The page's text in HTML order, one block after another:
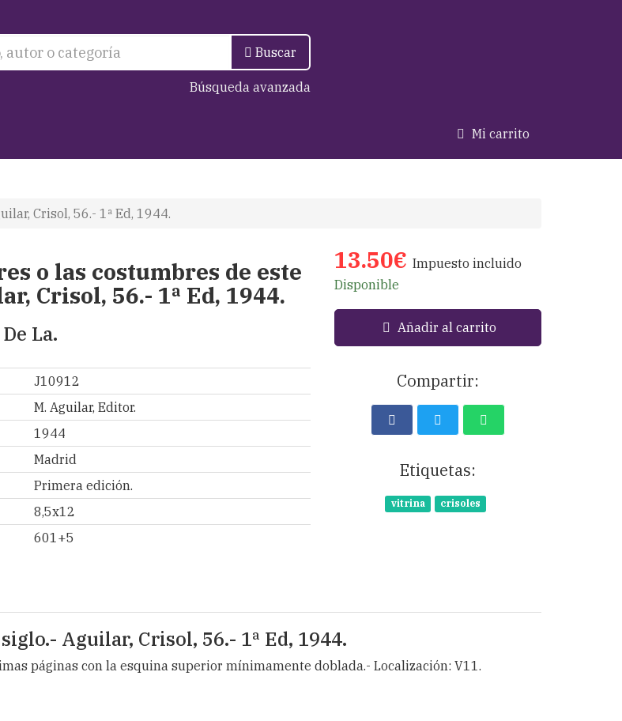
Buscar
Búsqueda avanzada
Mi carrito
Crisol, 56.- 1ª Ed, 1944.
o las costumbres de este
Crisol, 56.- 1ª Ed, 1944.
La.
J10912
M. Aguilar, Editor.
1944
Madrid
Primera edición.
8,5x12
601+5
13.50€ Impuesto incluido
Disponible
Añadir al carrito
Compartir:
Etiquetas:
vitrina crisoles
Aguilar, Crisol, 56.- 1ª Ed, 1944.
páginas con la esquina superior mínimamente doblada.- Localización: V11.